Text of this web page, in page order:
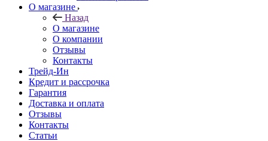
О магазине
Назад
О магазине
О компании
Отзывы
Контакты
Трейд-Ин
Кредит и рассрочка
Гарантия
Доставка и оплата
Отзывы
Контакты
Статьи